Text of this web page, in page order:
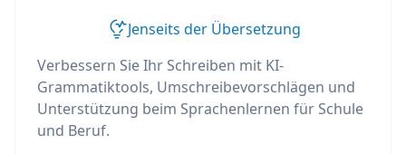
Jenseits der Übersetzung
Verbessern Sie Ihr Schreiben mit KI-
Grammatiktools, Umschreibevorschlägen und
Unterstützung beim Sprachenlernen für Schule
und Beruf.